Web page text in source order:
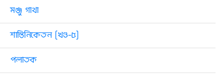
মঞ্জু গাথা
শান্তিনিকেতন [খণ্ড-৫]
পলাতক